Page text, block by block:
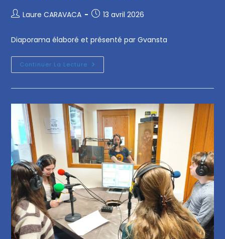
Laure CARAVACA 13 avril 2026
Diaporama élaboré et présenté par Gvansta
Continuer La Lecture